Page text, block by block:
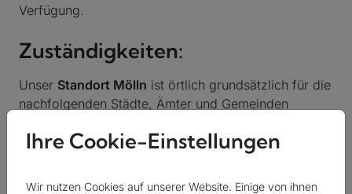
Verfügung.
Zuständigkeiten:
Unser Standort Mölln ist örtlich grundsätzlich für die
nachfolgenden Städte, Ämter und Gemeinden
Stadt Mölln
Amt Berkenthin: Behlendorf, Berkenthin, Bliestorf,
Ihre Cookie-Einstellungen
Wir nutzen Cookies auf unserer Website. Einige von ihnen